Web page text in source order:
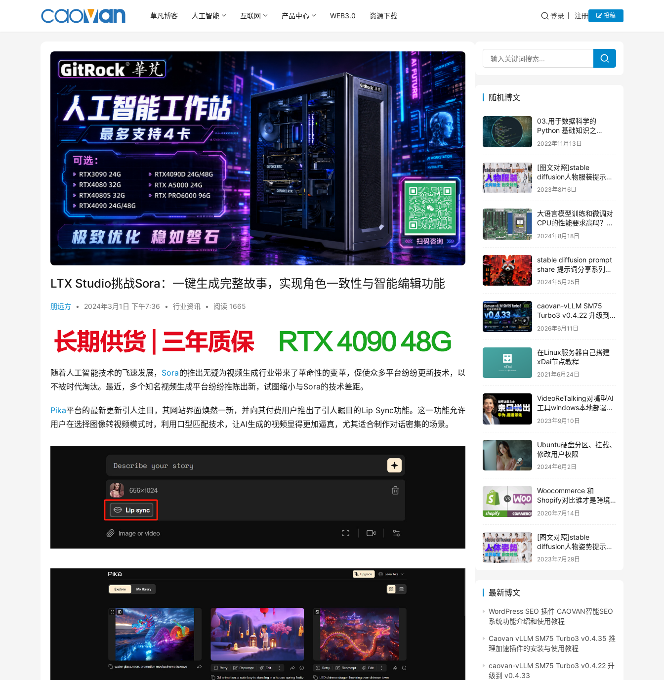
草凡博客 人工智能 互联网 产品中心 WEB3.0 资源下载 登录 注册 投稿
LTX Studio挑战Sora：一键生成完整故事，实现角色一致性与智能编辑功能
朋远方 • 2024年3月1日 下午7:36 • 行业资讯 • 阅读 1665
随着人工智能技术的飞速发展， Sora的推出无疑为视频生成行业带来了革命性的变革，促使众多平台纷纷更新技术，以
不被时代淘汰。最近，多个知名视频生成平台纷纷推陈出新，试图缩小与Sora的技术差距。
Pika平台的最新更新引人注目，其网站界面焕然一新，并向其付费用户推出了引人瞩目的Lip Sync功能。这一功能允许
用户在选择图像转视频模式时，利用口型匹配技术，让AI生成的视频显得更加逼真，尤其适合制作对话密集的场景。
随机博文
03.用于数据科学的
Python 基础知识之
matplotlib（中）
2022年11月13日
[图文对照]stable
diffusion人物服装提示词
大全
2023年8月6日
大语言模型训练和微调对
CPU的性能要求高吗？是
不是性能越好的CPU训练
速度越快？
2024年8月18日
stable diffusion prompt
share 提示词分享系列
015
2024年5月25日
caovan-vLLM SM75
Turbo3 v0.4.22 升级到
v0.4.33
2026年6月11日
在Linux服务器自己搭建
xDai节点教程
2021年6月24日
VideoReTalking对嘴型AI
工具windows本地部署教
程
2023年9月10日
Ubuntu硬盘分区、挂载、
修改用户权限
2024年6月2日
Woocommerce 和
Shopify对比谁才是跨境
电商自建站的王者
2020年7月14日
[图文对照]stable
diffusion人物姿势提示词
大全
2023年7月29日
最新博文
WordPress SEO 插件 CAOVAN智能SEO
系统功能介绍和使用教程
Caovan vLLM SM75 Turbo3 v0.4.35 推
理加速插件的安装与使用教程
caovan-vLLM SM75 Turbo3 v0.4.22 升
级到 v0.4.33